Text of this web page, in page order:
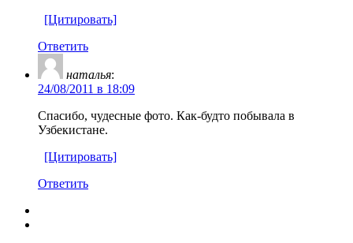
[Цитировать]
Ответить
наталья:
24/08/2011 в 18:09
Спасибо, чудесные фото. Как-будто побывала в
Узбекистане.
[Цитировать]
Ответить